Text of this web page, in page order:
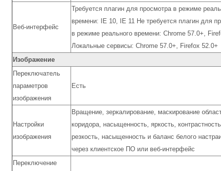
Веб-интерфейс
Требуется плагин для просмотра в режиме
времени: IE 10, IE 11 Не требуется плагин для
в режиме реального времени: Chrome 57.0+,
Локальные сервисы: Chrome 57.0+, Firefox 52.0+
Изображение
Переключатель
параметров
изображения
Есть
Настройки
изображения
Вращение, зеркалирование, маскирование
коридора, насыщенность, яркость,
резкость, насыщенность и баланс белого
через клиентское ПО или веб-интерфейс
Переключение